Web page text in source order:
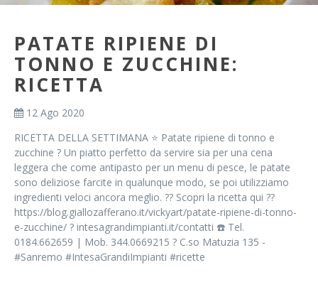
PATATE RIPIENE DI
TONNO E ZUCCHINE:
RICETTA
12 Ago 2020
RICETTA DELLA SETTIMANA ⭐️ Patate ripiene di tonno e
zucchine ? Un piatto perfetto da servire sia per una cena
leggera che come antipasto per un menu di pesce, le patate
sono deliziose farcite in qualunque modo, se poi utilizziamo
ingredienti veloci ancora meglio. ?? Scopri la ricetta qui ??
https://blog.giallozafferano.it/vickyart/patate-ripiene-di-tonno-
e-zucchine/ ? intesagrandimpianti.it/contatti ☎️ Tel.
0184.662659 | Mob. 344.0669215 ? C.so Matuzia 135 -
#Sanremo #IntesaGrandiImpianti #ricette